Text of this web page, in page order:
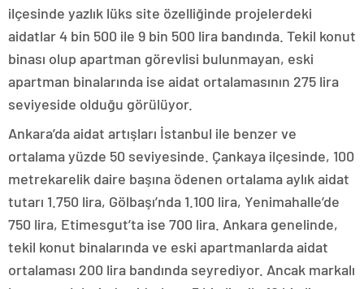
ilçesinde yazlık lüks site özelliğinde projelerdeki
aidatlar 4 bin 500 ile 9 bin 500 lira bandında. Tekil konut
binası olup apartman görevlisi bulunmayan, eski
apartman binalarında ise aidat ortalamasının 275 lira
seviyeside olduğu görülüyor.
Ankara’da aidat artışları İstanbul ile benzer ve
ortalama yüzde 50 seviyesinde. Çankaya ilçesinde, 100
metrekarelik daire başına ödenen ortalama aylık aidat
tutarı 1.750 lira, Gölbaşı’nda 1.100 lira, Yenimahalle’de
750 lira, Etimesgut’ta ise 700 lira. Ankara genelinde,
tekil konut binalarında ve eski apartmanlarda aidat
ortalaması 200 lira bandında seyrediyor. Ancak markalı